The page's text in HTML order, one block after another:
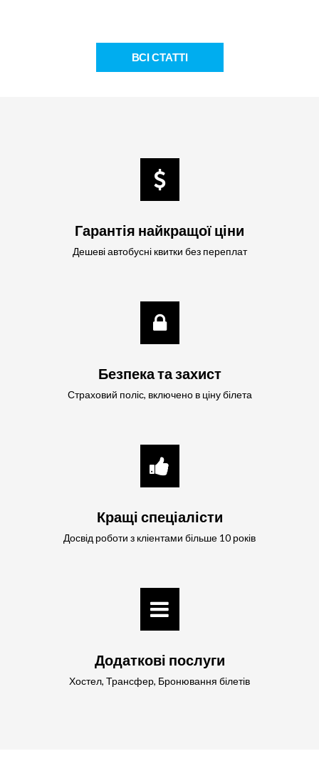
ВСІ СТАТТІ
Гарантія найкращої ціни
Дешеві автобусні квитки без переплат
Безпека та захист
Страховий поліс, включено в ціну білета
Кращі спеціалісти
Досвід роботи з кліентами більше 10 років
Додаткові послуги
Хостел, Трансфер, Бронювання білетів